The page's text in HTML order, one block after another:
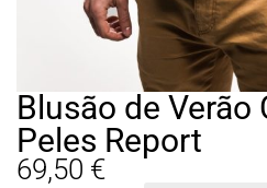
Blusão de Verão
Peles Report
69,50 €